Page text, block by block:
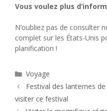
Vous voulez plus
N’oubliez pas de consulter
complet sur les États-Unis
planification !
Catégories
Voyage
Festival des lanternes
visiter ce festival